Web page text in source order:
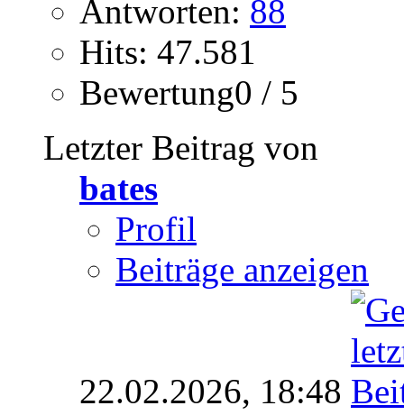
Antworten: 88
Hits: 47.581
Bewertung0 / 5
Letzter Beitrag von
bates
Profil
Beiträge anzeigen
22.02.2026, 18:48